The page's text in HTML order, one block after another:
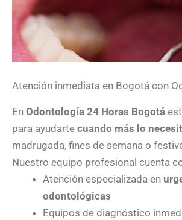
Atención inmediata en Bogotá con
En Odontología 24 Horas Bogotá
para ayudarte cuando más lo
madrugada, fines de semana o
Nuestro equipo profesional cuenta
Atención especializada en
odontológicas
Equipos de diagnóstico